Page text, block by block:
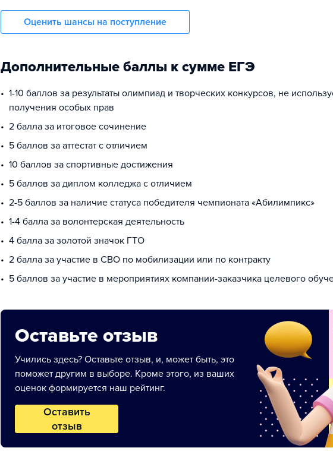
Оценить шансы на поступление
Дополнительные баллы к сумме ЕГЭ
1-10 баллов за результаты олимпиад и творческих конкурсов, не
получения особых прав
2 балла за итоговое сочинение
5 баллов за аттестат с отличием
10 баллов за спортивные достижения
5 баллов за диплом колледжа с отличием
2-5 баллов за наличие статуса победителя чемпионата «Абилимпикс»
1-4 балла за волонтерская деятельность
4 балла за золотой значок ГТО
2 балла за участие в СВО по мобилизации или по контракту
5 баллов за участие в мероприятиях компании-заказчика целевого
Оставьте отзыв
Учились здесь? Оставьте отзыв, и, может быть, это
поможет другим в выборе. Кроме этого, из ваших
оценок формируется наш рейтинг.
Оставить
отзыв